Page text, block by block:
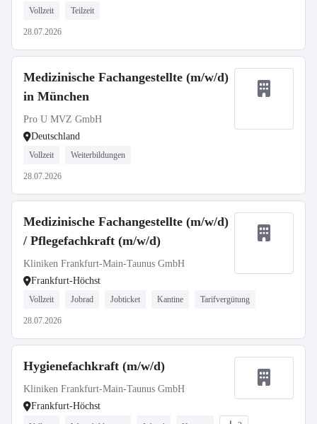
Vollzeit Teilzeit
28.07.2026
Medizinische Fachangestellte (m/w/d)
in München
Pro U MVZ GmbH
Deutschland
Vollzeit Weiterbildungen
28.07.2026
Medizinische Fachangestellte (m/w/d)
/ Pflegefachkraft (m/w/d)
Kliniken Frankfurt-Main-Taunus GmbH
Frankfurt-Höchst
Vollzeit Jobrad Jobticket Kantine Tarifvergütung
28.07.2026
Hygienefachkraft (m/w/d)
Kliniken Frankfurt-Main-Taunus GmbH
Frankfurt-Höchst